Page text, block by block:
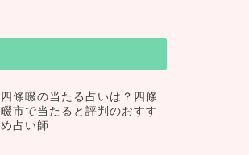
四條畷の当たる占いは？四條
畷市で当たると評判のおすす
め占い師